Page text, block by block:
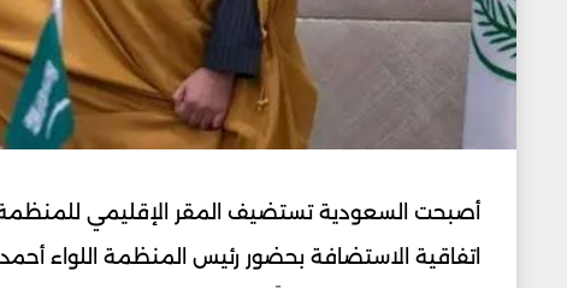
أصبحت السعودية تستضيف المقر الإقليمي للمنظمة
اتفاقية الاستضافة بحضور رئيس المنظمة اللواء